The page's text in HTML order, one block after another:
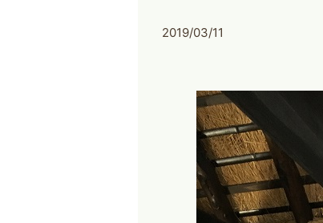
2019/03/11